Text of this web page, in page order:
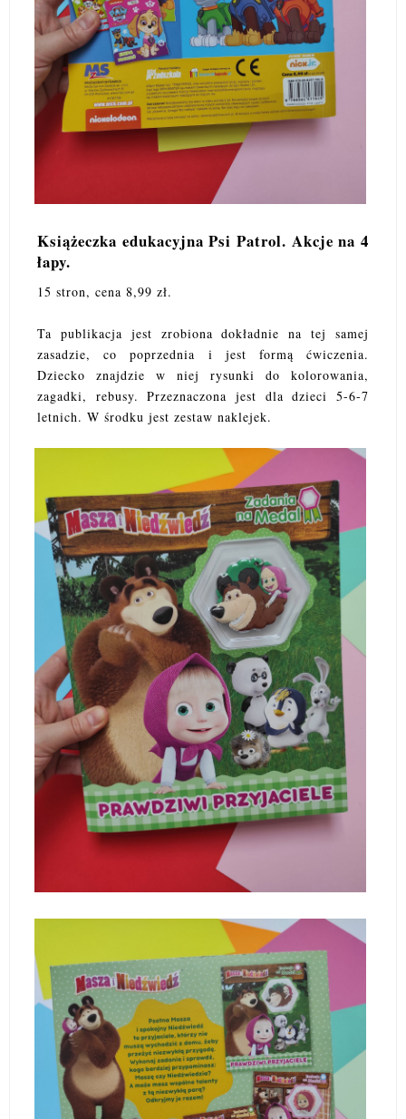
Książeczka edukacyjna Psi Patrol. Akcje na 4
łapy.
15 stron, cena 8,99 zł.
Ta publikacja jest zrobiona dokładnie na tej samej
zasadzie, co poprzednia i jest formą ćwiczenia.
Dziecko znajdzie w niej rysunki do kolorowania,
zagadki, rebusy. Przeznaczona jest dla dzieci 5-6-7
letnich. W środku jest zestaw naklejek.